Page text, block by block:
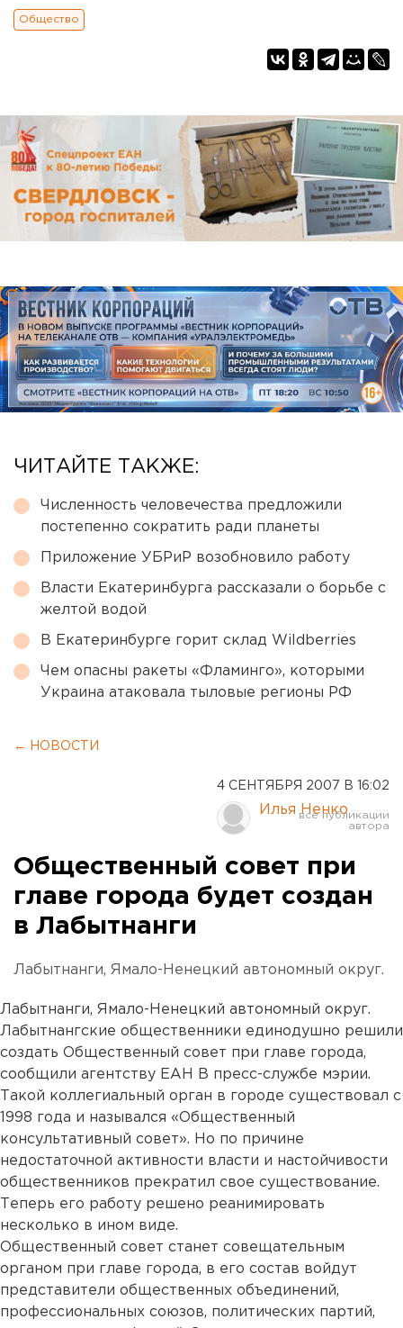
Общество
ЧИТАЙТЕ ТАКЖЕ:
Численность человечества предложили
постепенно сократить ради планеты
Приложение УБРиР возобновило работу
Власти Екатеринбурга рассказали о борьбе с
желтой водой
В Екатеринбурге горит склад Wildberries
Чем опасны ракеты «Фламинго», которыми
Украина атаковала тыловые регионы РФ
← НОВОСТИ
4 СЕНТЯБРЯ 2007 В 16:02
Илья Ненко
Общественный совет при
главе города будет создан
в Лабытнанги
Лабытнанги, Ямало-Ненецкий автономный округ.
Лабытнанги, Ямало-Ненецкий автономный округ.
Лабытнангские общественники единодушно решили
создать Общественный совет при главе города,
сообщили агентству ЕАН В пресс-службе мэрии.
Такой коллегиальный орган в городе существовал с
1998 года и назывался «Общественный
консультативный совет». Но по причине
недостаточной активности власти и настойчивости
общественников прекратил свое существование.
Теперь его работу решено реанимировать
несколько в ином виде.
Общественный совет станет совещательным
органом при главе города, в его состав войдут
представители общественных объединений,
профессиональных союзов, политических партий,